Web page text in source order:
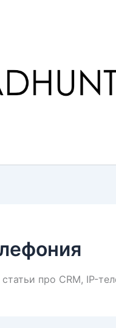
про CRM, IP-